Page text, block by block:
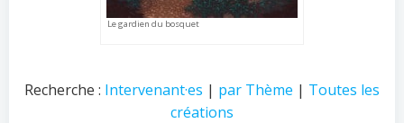
Le gardien du bosquet
Recherche : Intervenant·es | par Thème | Toutes les
créations